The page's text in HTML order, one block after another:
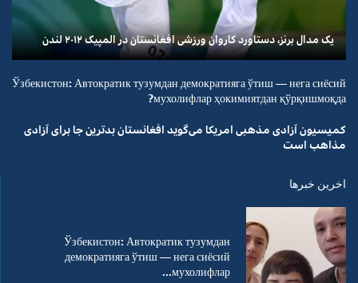
یک مدال برنز، دستاورد کاروان ورزشی افغانستان در المپیک ۲۰۱۲ لندن
Ўзбекистон: Автократик тузумдан демократияга ўтиш — нега сиёсий
мухолифлар ҳокимиятдан қўрқишмоқда?
کمیسیون آزادی مذهبی امریکا می‌گوید افغانستان بدترین جا برای آزادی
مذاهب است
اخرین خبرها
Ўзбекистон: Автократик тузумдан
демократияга ўтиш — нега сиёсий
мухолифлар...